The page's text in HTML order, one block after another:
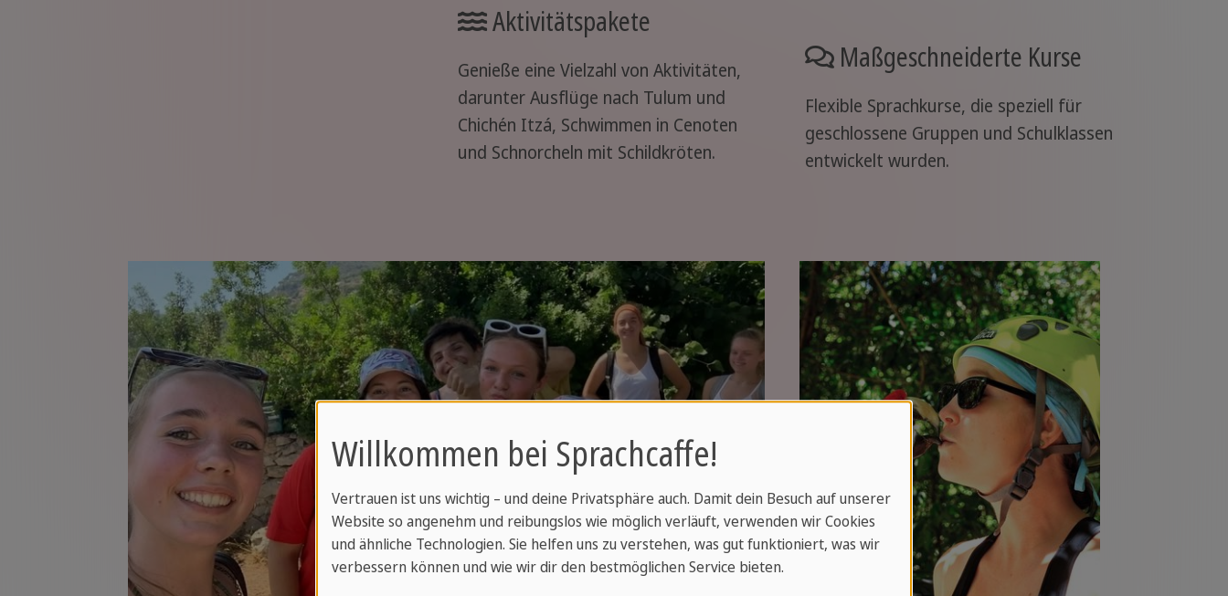
Aktivitätspakete
Genieße eine Vielzahl von Aktivitäten,
darunter Ausflüge nach Tulum und
Chichén Itzá, Schwimmen in Cenoten
und Schnorcheln mit Schildkröten.
Maßgeschneiderte Kurse
Flexible Sprachkurse, die speziell für
geschlossene Gruppen und Schulklassen
entwickelt wurden.
Willkommen bei Sprachcaffe!
Vertrauen ist uns wichtig – und deine Privatsphäre auch. Damit dein Besuch auf unserer
Website so angenehm und reibungslos wie möglich verläuft, verwenden wir Cookies
und ähnliche Technologien. Sie helfen uns zu verstehen, was gut funktioniert, was wir
verbessern können und wie wir dir den bestmöglichen Service bieten.